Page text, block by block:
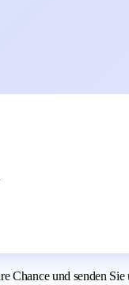
und senden